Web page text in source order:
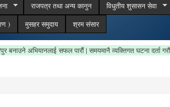
राजपत्र तथा अन्य कानुन विधुतीय शुसासन सेवा
) मुसहर समुदाय श्रम संसार
बनाउने अभियानलाई सफल पारौं | समयमानै व्यक्तिगत घटना